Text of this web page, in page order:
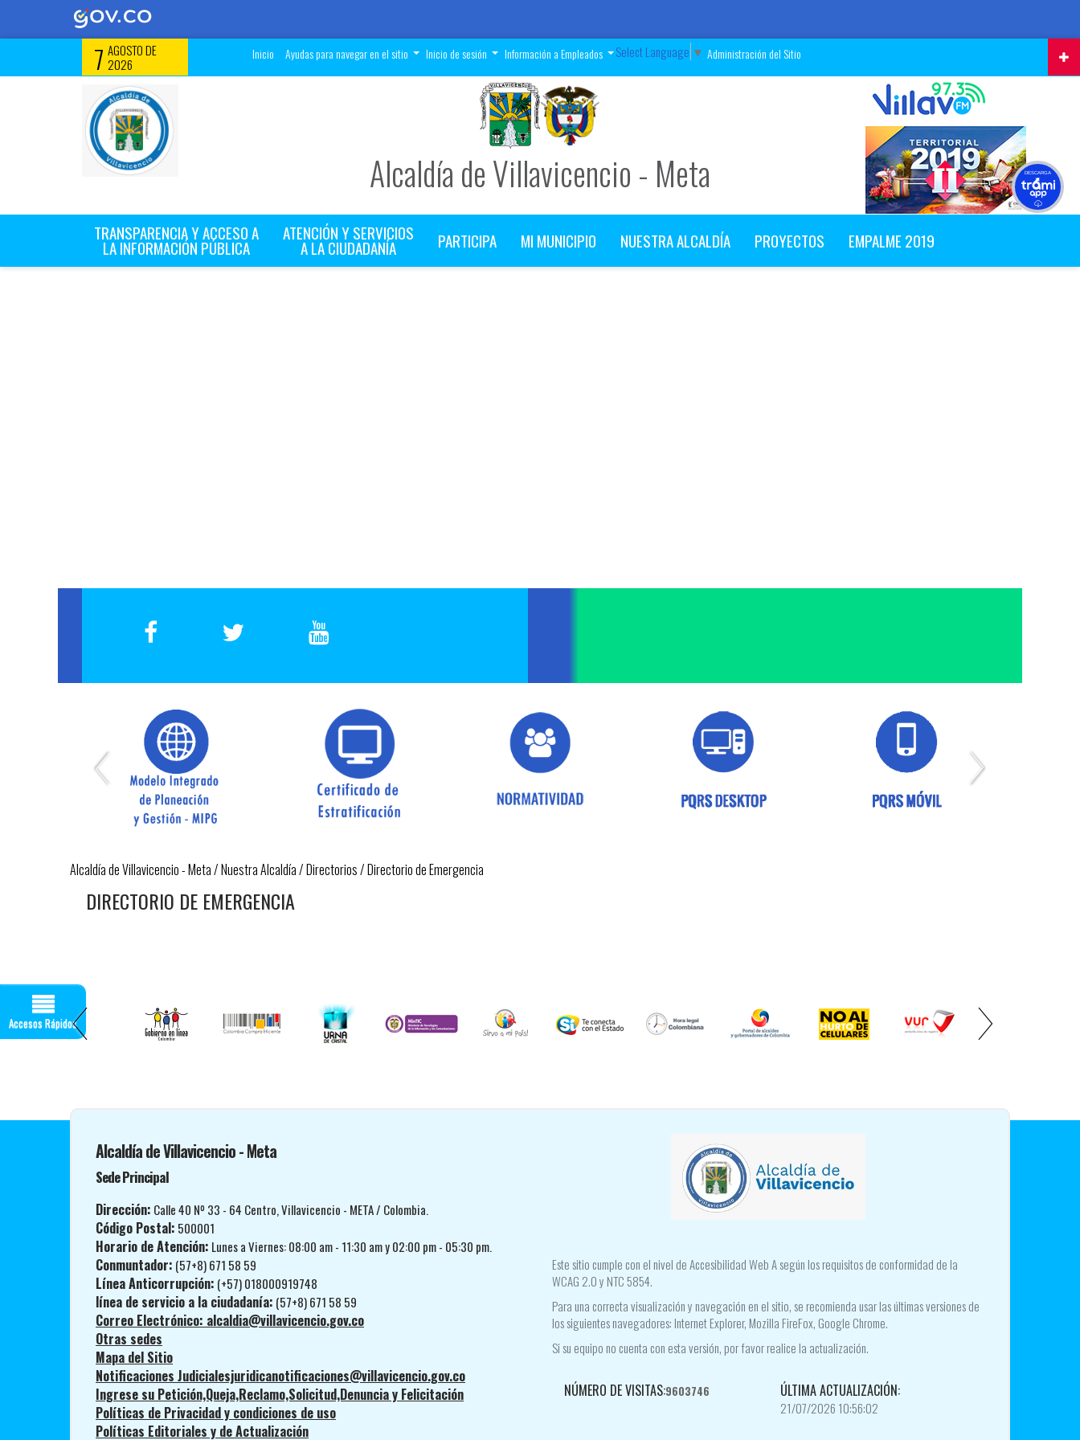
7 AGOSTO DE
2026
Inicio Ayudas para navegar en el sitio Inicio de sesión Información a Empleados Select Language ▼ Administración del Sitio
Alcaldía de Villavicencio - Meta
TRANSPARENCIA Y ACCESO A
LA INFORMACIÓN PÚBLICA
ATENCIÓN Y SERVICIOS
A LA CIUDADANÍA PARTICIPA MI MUNICIPIO NUESTRA ALCALDÍA PROYECTOS EMPALME 2019
Alcaldía de Villavicencio - Meta/Nuestra Alcaldía/Directorios/Directorio de Emergencia
DIRECTORIO DE EMERGENCIA
Accesos Rápidos
Alcaldía de Villavicencio - Meta
Sede Principal
Dirección: Calle 40 Nº 33 - 64 Centro, Villavicencio - META / Colombia.
Código Postal: 500001
Horario de Atención: Lunes a Viernes: 08:00 am - 11:30 am y 02:00 pm - 05:30 pm.
Conmuntador: (57+8) 671 58 59
Línea Anticorrupción: (+57) 018000919748
línea de servicio a la ciudadanía: (57+8) 671 58 59
Correo Electrónico: alcaldia@villavicencio.gov.co
Otras sedes
Mapa del Sitio
Notificaciones Judicialesjuridicanotificaciones@villavicencio.gov.co
Ingrese su Petición,Queja,Reclamo,Solicitud,Denuncia y Felicitación
Políticas de Privacidad y condiciones de uso
Políticas Editoriales y de Actualización
Este sitio cumple con el nivel de Accesibilidad Web A según los requisitos de conformidad de la
WCAG 2.0 y NTC 5854.
Para una correcta visualización y navegación en el sitio, se recomienda usar las últimas versiones de
los siguientes navegadores: Internet Explorer, Mozilla FireFox, Google Chrome.
Si su equipo no cuenta con esta versión, por favor realice la actualización.
NÚMERO DE VISITAS:9603746 ÚLTIMA ACTUALIZACIÓN:
21/07/2026 10:56:02
DESCARGA